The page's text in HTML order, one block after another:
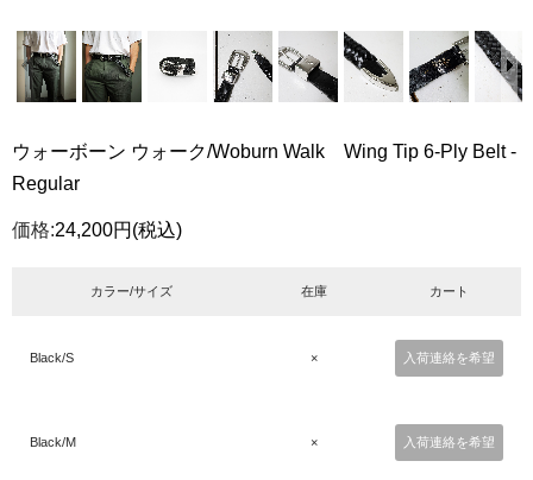
ウォーボーン ウォーク/Woburn Walk Wing Tip 6-Ply Belt -
Regular
価格:24,200円 (税込)
カラー/サイズ 在庫 カート
Black/S × 入荷連絡を希望
Black/M × 入荷連絡を希望